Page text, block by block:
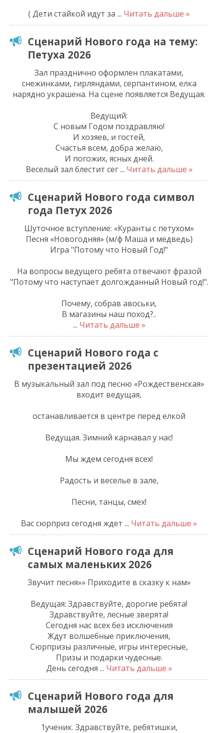
( Дети стайкой идут за ... Читать дальше »
Сценарий Нового года на тему:
Петуха 2026
Зал празднично оформлен плакатами,
снежинками, гирляндами, серпантином, елка
нарядно украшена. На сцене появляется Ведущая.
Ведущий:
С новым Годом поздравляю!
И хозяев, и гостей,
Счастья всем, добра желаю,
И погожих, ясных дней.
Веселый зал блестит сег... Читать дальше »
Сценарий Нового года символ
года Петух 2026
Шуточное вступление: «Куранты с петухом»
Песня «Новогодняя» (м/ф Маша и медведь)
Игра "Потому что Новый Год!"
На вопросы ведущего ребята отвечают фразой
"Потому что наступает долгожданный Новый год!".
Почему, собрав авоськи,
В магазины наш поход?..
... Читать дальше »
Сценарий Нового года с
презентацией 2026
В музыкальный зал под песню «Рождественская»
входит ведущая,
останавливается в центре перед елкой
Ведущая. Зимний карнавал у нас!
Мы ждем сегодня всех!
Радость и веселье в зале,
Песни, танцы, смех!
Вас сюрприз сегодня ждет ... Читать дальше »
Сценарий Нового года для
самых маленьких 2026
Звучит песня»» Приходите в сказку к нам»
Ведущая: Здравствуйте, дорогие ребята!
Здравствуйте, лесные зверята!
Сегодня нас всех без исключения
Ждут волшебные приключения,
Сюрпризы различные, игры интересные,
Призы и подарки чудесные.
День сегодня ... Читать дальше »
Сценарий Нового года для
малышей 2026
1ученик. Здравствуйте, ребятишки,